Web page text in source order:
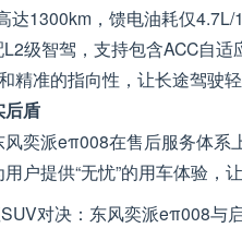
1300km，馈电油耗仅
级智驾，支持包含ACC自
精准的指向性，让长途驾驶
后盾
奕派eπ008在售后服务体
户提供“无忧”的用车体验，